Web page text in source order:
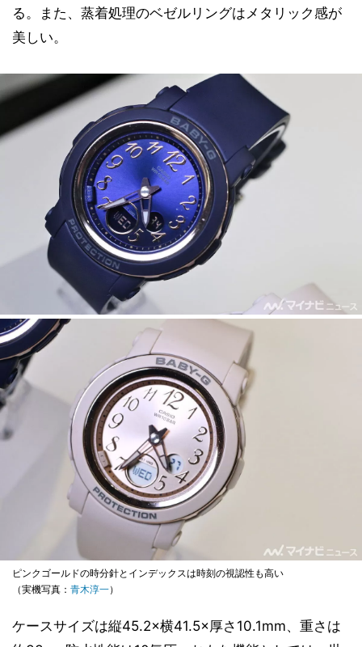
る。また、蒸着処理のベゼルリングはメタリック感が
美しい。
ピンクゴールドの時分針とインデックスは時刻の視認性も高い
（実機写真： 青木淳一）
ケースサイズは縦45.2×横41.5×厚さ10.1mm、重さは